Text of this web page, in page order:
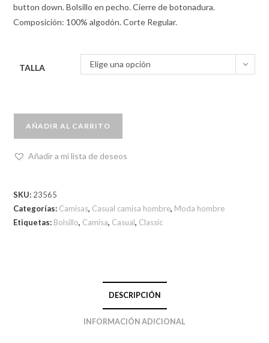
button down. Bolsillo en pecho. Cierre de botonadura.
Composición: 100% algodón. Corte Regular.
TALLA Elige una opción
AÑADIR AL CARRITO
Añadir a mi lista de deseos
SKU: 23565
Categorías: Camisas, Casual camisa hombre, Moda hombre
Etiquetas: Bolsillo, Camisa, Casual, Classic
DESCRIPCIÓN
INFORMACIÓN ADICIONAL